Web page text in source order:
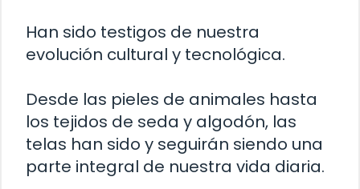
Han sido testigos de nuestra
evolución cultural y tecnológica.
Desde las pieles de animales hasta
los tejidos de seda y algodón, las
telas han sido y seguirán siendo una
parte integral de nuestra vida diaria.